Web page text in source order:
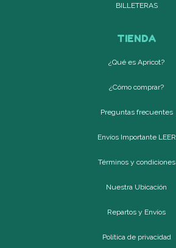
BILLETERAS
TIENDA
¿Qué es Apricot?
¿Cómo comprar?
Preguntas frecuentes
Envíos Importante LEER
Términos y condiciones
Nuestra Ubicación
Repartos y Envíos
Política de privacidad